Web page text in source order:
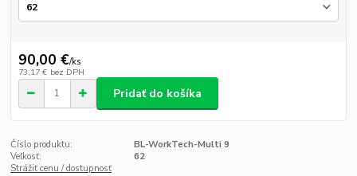
90,00 €/ks
73,17 € bez DPH
Pridať do košíka
Číslo produktu:
BL-WorkTech-Multi 9
Veľkosť:
62
Strážiť cenu / dostupnosť